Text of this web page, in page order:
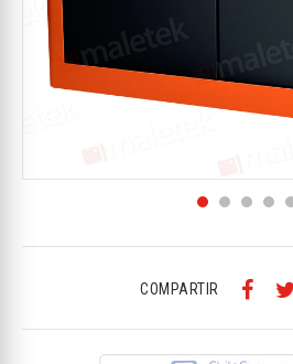
COMPARTIR